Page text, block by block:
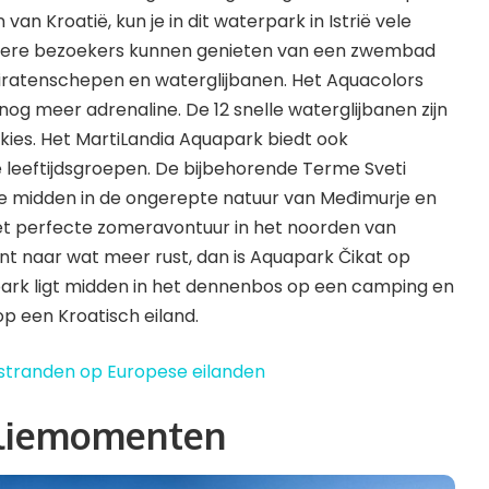
Kroatië, kun je in dit waterpark in Istrië vele
bezoekers kunnen genieten van een zwembad
en waterglijbanen. Het Aquacolors
meer adrenaline. De 12 snelle waterglijbanen zijn
Het MartiLandia Aquapark biedt ook
De bijbehorende Terme Sveti
midden in de ongerepte natuur van Međimurje en
perfecte zomeravontuur in het noorden van
naar wat meer rust, dan is Aquapark Čikat op
ligt midden in het dennenbos op een camping en
een Kroatisch eiland.
op Europese eilanden